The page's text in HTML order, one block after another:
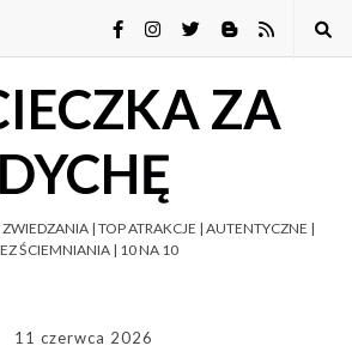
ZA
DYCHĘ
| TOP ATRAKCJE | AUTENTYCZNE |
ŚCIEMNIANIA | 10 NA 10
11 czerwca 2026